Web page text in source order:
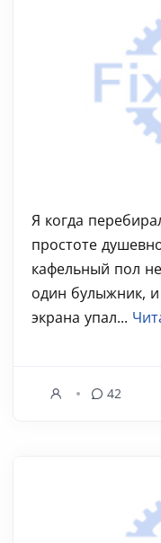
Я когда
простоте
кафельный пол
один булыжник,
экрана упал...
42